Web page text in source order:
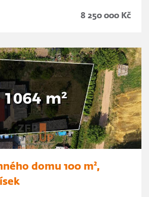
8 250 000 Kč
domu 100 m²,